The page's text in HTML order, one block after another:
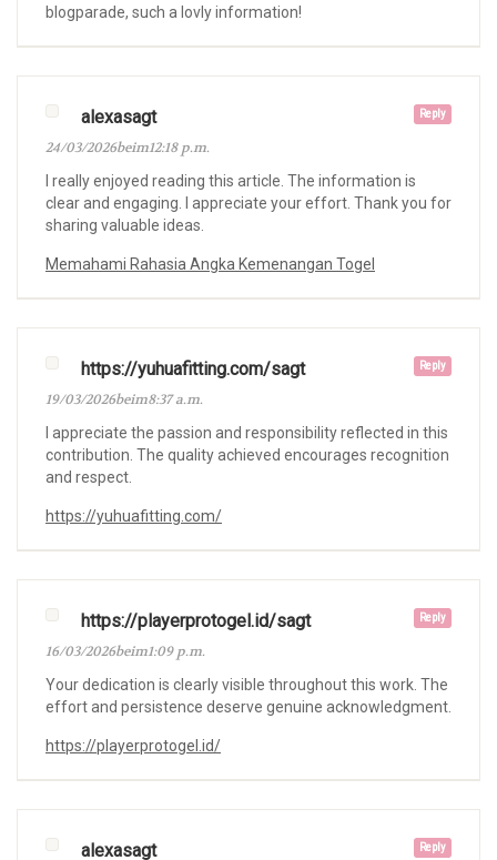
blogparade, such a lovly information!
Reply
alexasagt
24/03/2026beim12:18 p.m.
I really enjoyed reading this article. The information is
clear and engaging. I appreciate your effort. Thank you for
sharing valuable ideas.
Memahami Rahasia Angka Kemenangan Togel
Reply
https://yuhuafitting.com/sagt
19/03/2026beim8:37 a.m.
I appreciate the passion and responsibility reflected in this
contribution. The quality achieved encourages recognition
and respect.
https://yuhuafitting.com/
Reply
https://playerprotogel.id/sagt
16/03/2026beim1:09 p.m.
Your dedication is clearly visible throughout this work. The
effort and persistence deserve genuine acknowledgment.
https://playerprotogel.id/
Reply
alexasagt